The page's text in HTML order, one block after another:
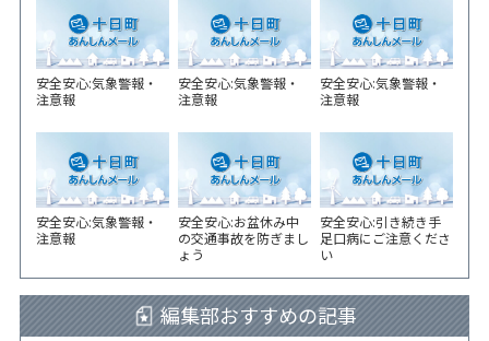
安全安心:気象警報・
注意報
安全安心:気象警報・
注意報
安全安心:気象警報・
注意報
安全安心:気象警報・
注意報
安全安心:お盆休み中
の交通事故を防ぎまし
ょう
安全安心:引き続き手
足口病にご注意くださ
い
編集部おすすめの記事